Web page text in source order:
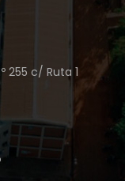
255 c/ Ruta 1